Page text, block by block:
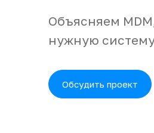
Объясняем
нужную
Обсудить проект